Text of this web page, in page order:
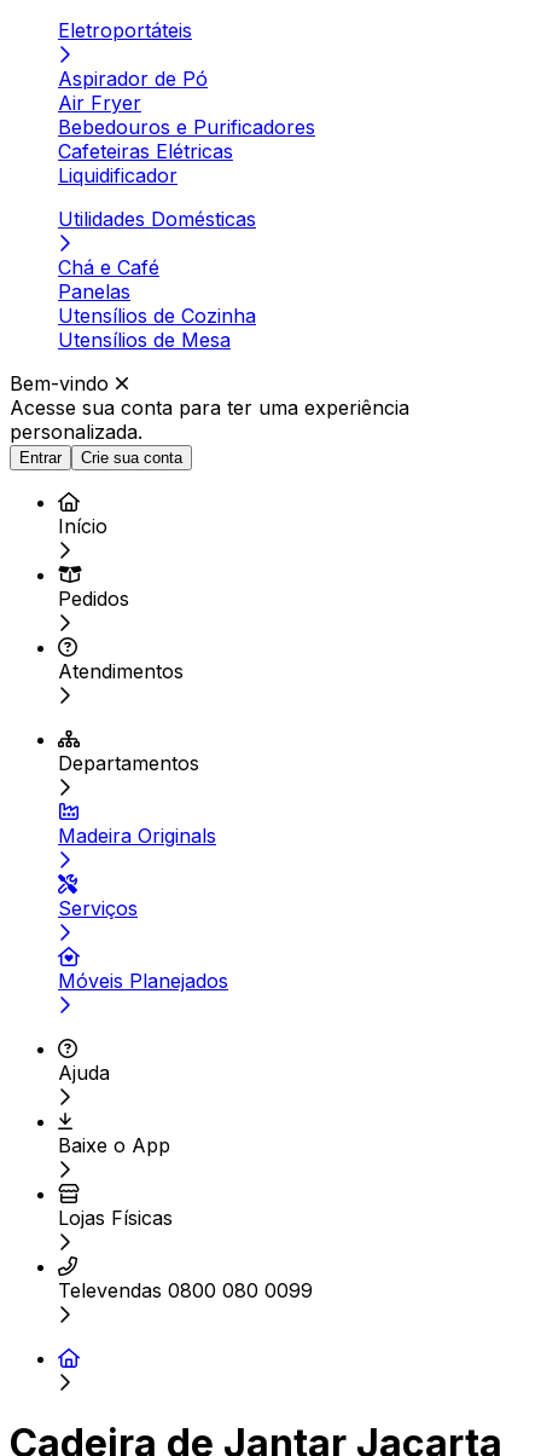
Eletroportáteis
Aspirador de Pó
Air Fryer
Bebedouros e Purificadores
Cafeteiras Elétricas
Liquidificador
Utilidades Domésticas
Chá e Café
Panelas
Utensílios de Cozinha
Utensílios de Mesa
Bem-vindo
Acesse sua conta para ter uma experiência
personalizada.
Entrar Crie sua conta
Início
Pedidos
Atendimentos
Departamentos
Madeira Originals
Serviços
Móveis Planejados
Ajuda
Baixe o App
Lojas Físicas
Televendas 0800 080 0099
Cadeira de Jantar Jacarta